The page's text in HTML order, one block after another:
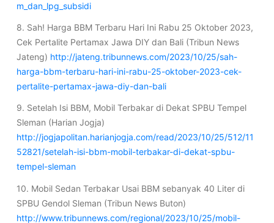
m_dan_lpg_subsidi
8. Sah! Harga BBM Terbaru Hari Ini Rabu 25 Oktober 2023,
Cek Pertalite Pertamax Jawa DIY dan Bali (Tribun News
Jateng) http://jateng.tribunnews.com/2023/10/25/sah-
harga-bbm-terbaru-hari-ini-rabu-25-oktober-2023-cek-
pertalite-pertamax-jawa-diy-dan-bali
9. Setelah Isi BBM, Mobil Terbakar di Dekat SPBU Tempel
Sleman (Harian Jogja)
http://jogjapolitan.harianjogja.com/read/2023/10/25/512/11
52821/setelah-isi-bbm-mobil-terbakar-di-dekat-spbu-
tempel-sleman
10. Mobil Sedan Terbakar Usai BBM sebanyak 40 Liter di
SPBU Gendol Sleman (Tribun News Buton)
http://www.tribunnews.com/regional/2023/10/25/mobil-